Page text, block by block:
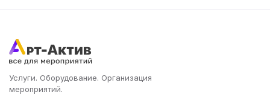
Услуги. Оборудование. Организация
мероприятий.